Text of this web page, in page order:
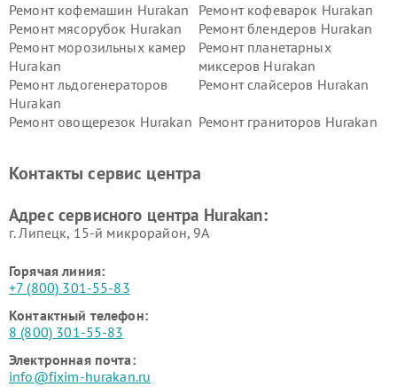
Ремонт кофемашин Hurakan
Ремонт кофеварок Hurakan
Ремонт мясорубок Hurakan
Ремонт блендеров Hurakan
Ремонт морозильных камер
Hurakan
Ремонт планетарных
миксеров Hurakan
Ремонт льдогенераторов
Hurakan
Ремонт слайсеров Hurakan
Ремонт овощерезок Hurakan Ремонт граниторов Hurakan
Hurakan
Контакты сервис центра
Адрес сервисного центра Hurakan:
г. Липецк, 15-й микрорайон, 9А
Горячая линия:
+7 (800) 301-55-83
Контактный телефон:
8 (800) 301-55-83
Электронная почта:
info@fixim-hurakan.ru